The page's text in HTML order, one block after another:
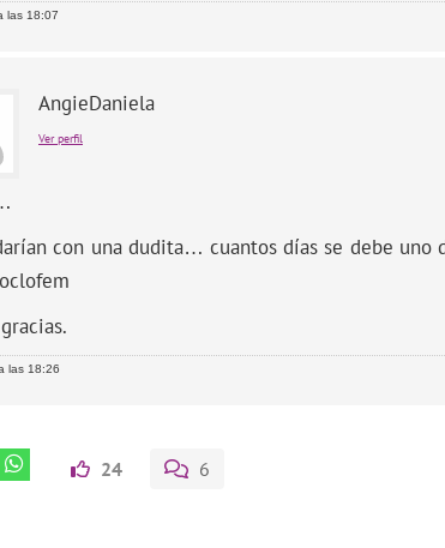
las 18:07
AngieDaniela
Ver perfil
con una dudita… cuantos días se debe
las 18:26
24 6